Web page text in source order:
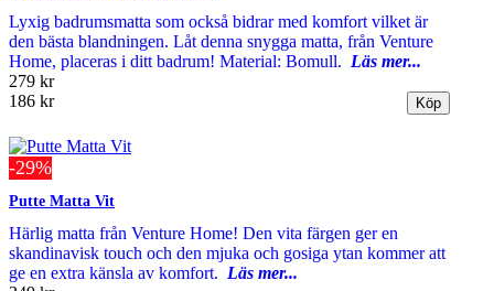
Lyxig badrumsmatta som också bidrar med komfort vilket är
den bästa blandningen. Låt denna snygga matta, från Venture
Home, placeras i ditt badrum! Material: Bomull. Läs mer...
279 kr
186 kr
-29%
Putte Matta Vit
Härlig matta från Venture Home! Den vita färgen ger en
skandinavisk touch och den mjuka och gosiga ytan kommer att
ge en extra känsla av komfort. Läs mer...